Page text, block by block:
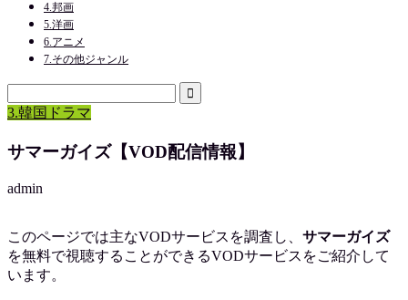
4.邦画
5.洋画
6.アニメ
7.その他ジャンル
3.韓国ドラマ
サマーガイズ【VOD配信情報】
admin
このページでは主なVODサービスを調査し、 サマーガイズ
を無料で視聴することができるVODサービスをご紹介して
います。